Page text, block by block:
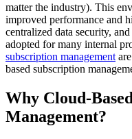
matter the industry). This
improved performance and
centralized data security,
adopted for many internal
subscription managementare
based subscription
Why Cloud-
Management?